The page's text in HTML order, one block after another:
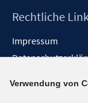
Rechtliche
Impressum
Barrieren melden
Verwendung von